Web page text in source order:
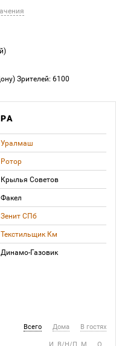
Зрителей: 6100
Уралмаш
Ротор
Крылья Советов
Факел
Зенит СПб
Текстильщик Км
Динамо-Газовик
Всего Дома В гостях